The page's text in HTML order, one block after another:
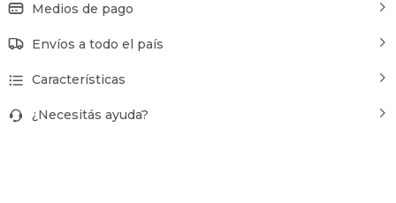
Medios de pago
Envíos a todo el país
Características
¿Necesitás ayuda?